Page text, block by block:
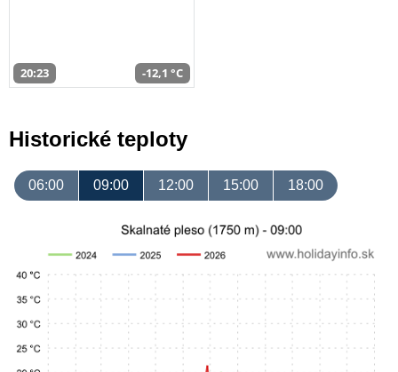
20:23 -12,1 °C
Historické teploty
06:00 09:00 12:00 15:00 18:00